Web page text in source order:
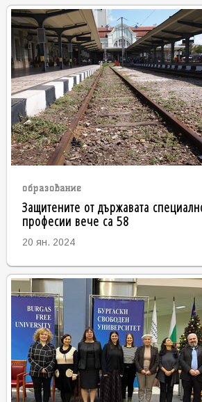
образование
Защитените от държавата
професии вече са 58
20 ян. 2024